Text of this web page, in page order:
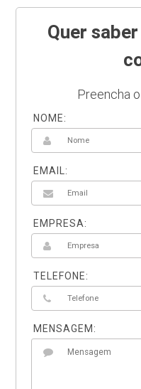
Quer
Preencha
NOME:
EMAIL:
EMPRESA:
TELEFONE:
MENSAGEM: